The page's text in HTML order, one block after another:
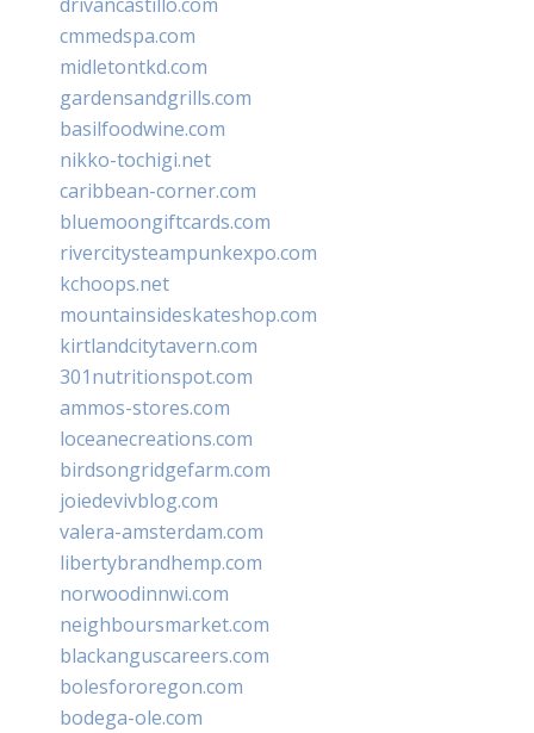
cmmedspa.com
midletontkd.com
gardensandgrills.com
basilfoodwine.com
nikko-tochigi.net
caribbean-corner.com
bluemoongiftcards.com
rivercitysteampunkexpo.com
kchoops.net
mountainsideskateshop.com
kirtlandcitytavern.com
301nutritionspot.com
ammos-stores.com
loceanecreations.com
birdsongridgefarm.com
joiedevivblog.com
valera-amsterdam.com
libertybrandhemp.com
norwoodinnwi.com
neighboursmarket.com
blackanguscareers.com
bolesfororegon.com
bodega-ole.com